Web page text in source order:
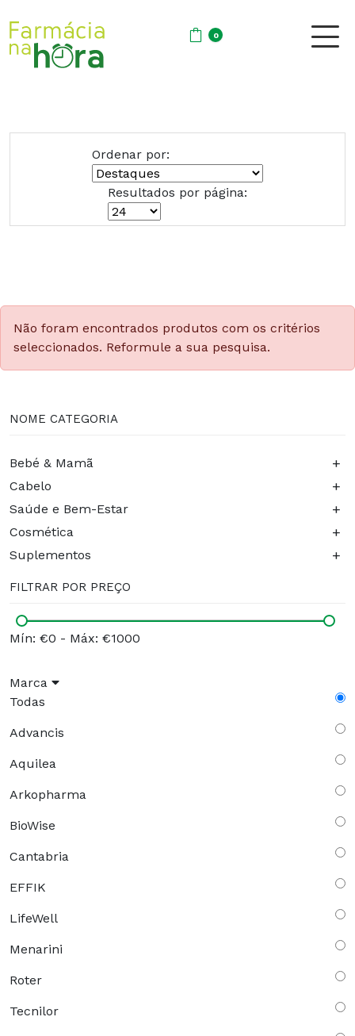
0
Ordenar por:
Resultados por página:
Não foram encontrados produtos com os critérios
seleccionados. Reformule a sua pesquisa.
NOME CATEGORIA
Bebé & Mamã +
Cabelo +
Saúde e Bem-Estar +
Cosmética +
Suplementos +
FILTRAR POR PREÇO
Mín: €0 - Máx: €1000
Marca
Todas
Advancis
Aquilea
Arkopharma
BioWise
Cantabria
EFFIK
LifeWell
Menarini
Roter
Tecnilor